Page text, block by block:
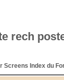
rech
Screens Index du